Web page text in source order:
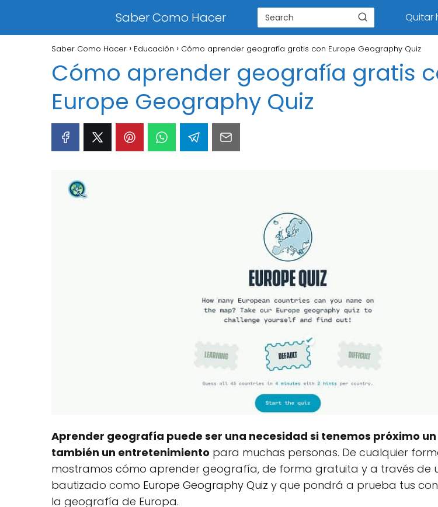
Saber Como Hacer Quitar
Saber Como Hacer Educación Cómo aprender geografía gratis con Europe Geography Quiz
Cómo aprender geografía gratis
Europe Geography Quiz
Aprender geografía puede ser una necesidad si tenemos próximo
también un entretenimiento para muchas personas. De cualquier
mostramos cómo aprender geografía, de forma gratuita y a través de
bautizado como Europe Geography Quiz y que pondrá a prueba tus
la geografía de Europa.